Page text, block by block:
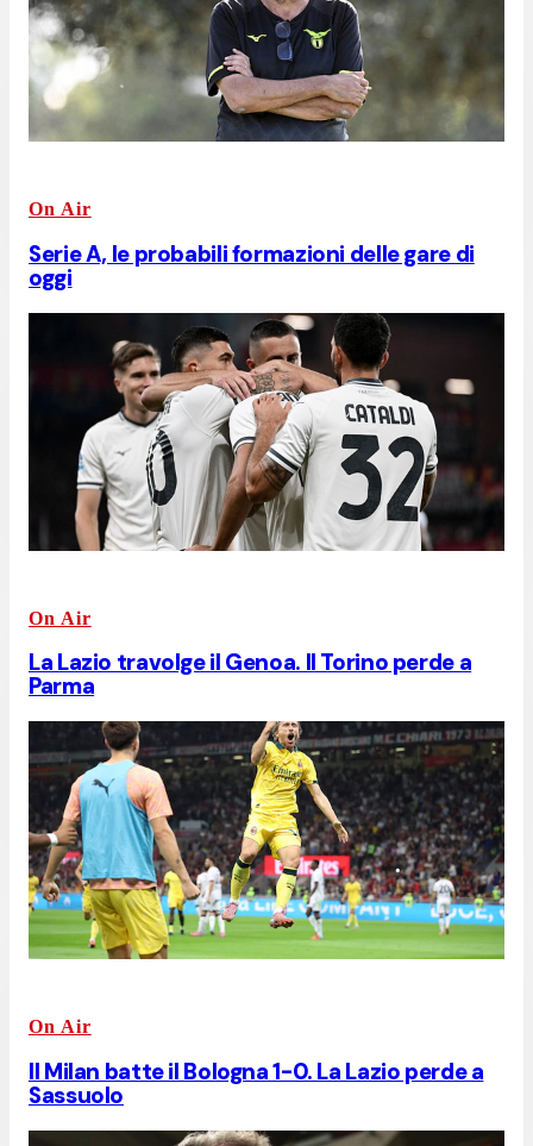
On Air
Serie A, le probabili formazioni delle gare di
oggi
On Air
La Lazio travolge il Genoa. Il Torino perde a
Parma
On Air
Il Milan batte il Bologna 1-0. La Lazio perde a
Sassuolo